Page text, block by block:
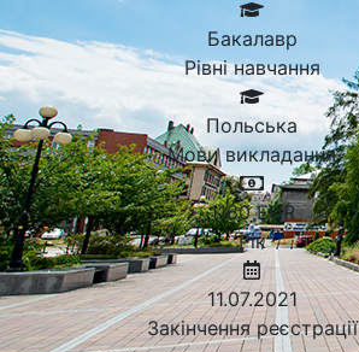
Бакалавр
Рівні навчання
Польська
Мови викладання
1160 EUR
Рік
11.07.2021
Закінчення реєстрації